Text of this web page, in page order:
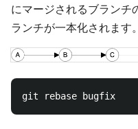
にマージされるブランチ
ランチが一本化されます。